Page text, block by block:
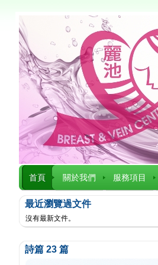
首頁 關於我們 服務項目
最近瀏覽過文件
沒有最新文件。
詩篇 23 篇